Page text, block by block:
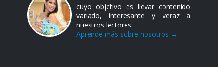
cuyo objetivo es llevar contenido
variado, interesante y veraz a
nuestros lectores.
Aprende más sobre nosotros →